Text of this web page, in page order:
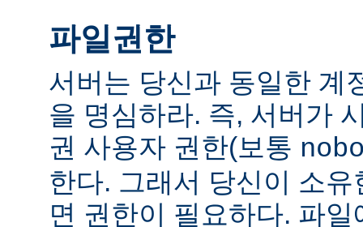
파일권한
서버는 당신과 동일한 계
을 명심하라. 즉, 서버가
권 사용자 권한(보통
한다. 그래서 당신이 소
면 권한이 필요하다. 파